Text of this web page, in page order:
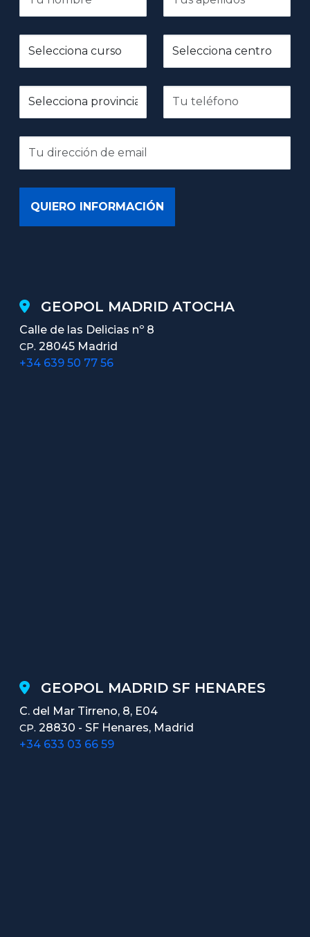
GEOPOL MADRID ATOCHA
Calle de las Delicias nº 8
CP. 28045 Madrid
+34 639 50 77 56
GEOPOL MADRID SF HENARES
C. del Mar Tirreno, 8, E04
CP. 28830 - SF Henares, Madrid
+34 633 03 66 59